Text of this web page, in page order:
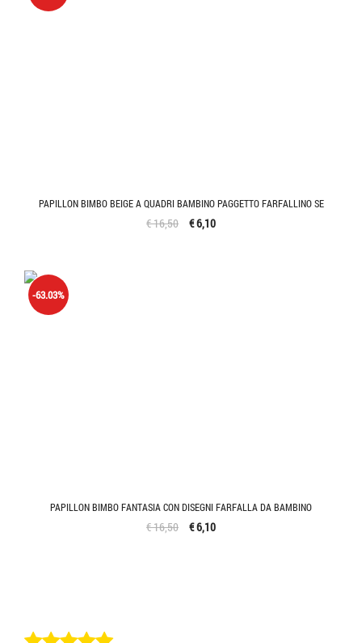
PAPILLON BIMBO BEIGE A QUADRI BAMBINO PAGGETTO FARFALLINO SE
€ 16,50 € 6,10
PAPILLON BIMBO FANTASIA CON DISEGNI FARFALLA DA BAMBINO
-63.03%
€ 16,50 € 6,10